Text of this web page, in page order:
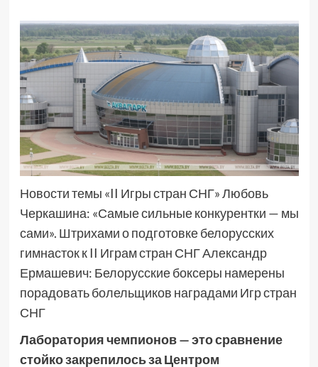
Новости темы «II Игры стран СНГ» Любовь
Черкашина: «Самые сильные конкурентки — мы
сами». Штрихами о подготовке белорусских
гимнасток к II Играм стран СНГ Александр
Ермашевич: Белорусские боксеры намерены
порадовать болельщиков наградами Игр стран
СНГ
Лаборатория чемпионов — это сравнение
стойко закрепилось за Центром